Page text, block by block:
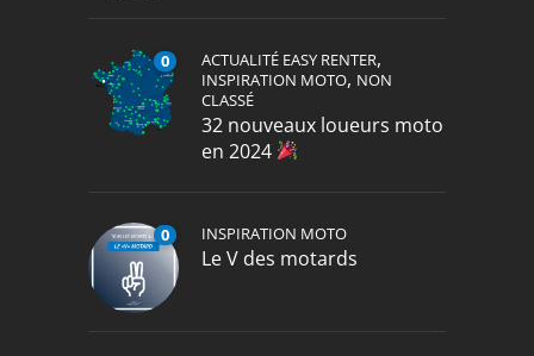
0 ACTUALITÉ EASY RENTER,
INSPIRATION MOTO, NON
CLASSÉ
32 nouveaux loueurs moto
en 2024
0 INSPIRATION MOTO
Le V des motards